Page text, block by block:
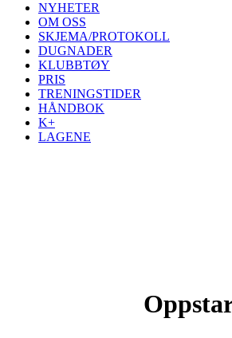
NYHETER
OM OSS
SKJEMA/PROTOKOLL
DUGNADER
KLUBBTØY
PRIS
TRENINGSTIDER
HÅNDBOK
K+
LAGENE